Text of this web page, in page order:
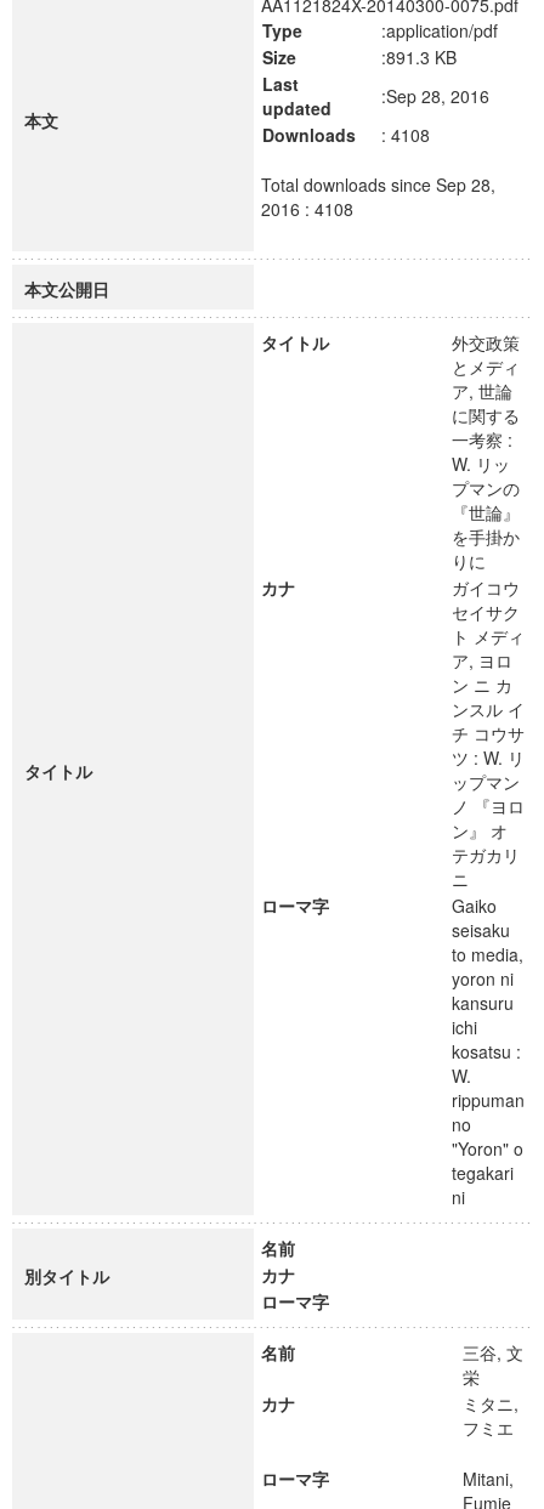
本文
AA1121824X-20140300-0075.pdf
Type
:application/pdf
Size
:891.3 KB
Last
updated
:Sep 28, 2016
Downloads
: 4108
Total downloads since Sep 28,
2016 : 4108
本文公開日
タイトル
タイトル
外交政策
とメディ
ア, 世論
に関する
一考察 :
W. リッ
プマンの
『世論』
を手掛か
りに
カナ
ガイコウ
セイサク
ト メディ
ア, ヨロ
ン ニ カ
ンスル イ
チ コウサ
ツ : W. リ
ップマン
ノ 『ヨロ
ン』 オ
テガカリ
ニ
ローマ字
Gaiko
seisaku
to media,
yoron ni
kansuru
ichi
kosatsu :
W.
rippuman
no
"Yoron" o
tegakari
ni
別タイトル
名前
カナ
ローマ字
名前
三谷, 文
栄
カナ
ミタニ,
フミエ
ローマ字
Mitani,
Fumie